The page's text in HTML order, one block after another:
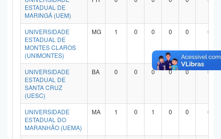
ESTADUAL DE
MARINGÁ (UEM)
UNIVERSIDADE
ESTADUAL DE
MONTES CLAROS
(UNIMONTES)
MG 1 0 0 0 0 0
UNIVERSIDADE
ESTADUAL DE
SANTA CRUZ
(UESC)
BA 0 0 0 0 0 0
UNIVERSIDADE
ESTADUAL DO
MARANHÃO (UEMA)
MA 1 0 1 0 0 0